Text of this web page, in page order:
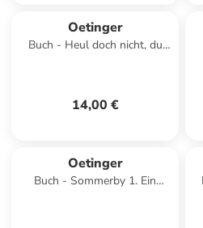
Oetinger
Buch - Heul doch nicht, du
14,00 €
Oetinger
Buch - Sommerby 1. Ein